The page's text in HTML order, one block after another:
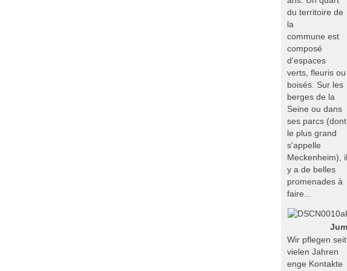
du territoire de
la
commune est
composé
d'espaces
verts, fleuris ou
boisés. Sur les
berges de la
Seine ou dans
ses parcs (dont
le plus grand
s'appelle
Meckenheim), il
y a de belles
promenades à
faire...
Wir pflegen seit
vielen Jahren
enge Kontakte